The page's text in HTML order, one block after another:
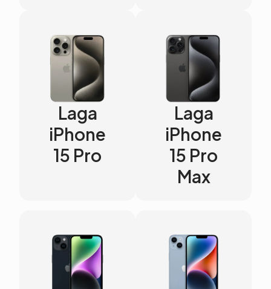
Laga
iPhone
15 Pro
Laga
iPhone
15 Pro
Max